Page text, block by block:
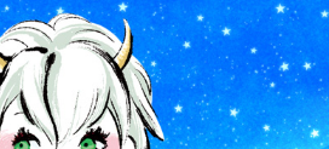
なっているのでは、と。少なくと
とわかりやすいかたちで会合、勉
協議なんかはしているけど。それ
と信頼関係をつくる努力が必要だ
て話さないと、なかなかモノが伝
わからない。こうして負けたんだ、
たいな言い分、言い訳みたいなこ